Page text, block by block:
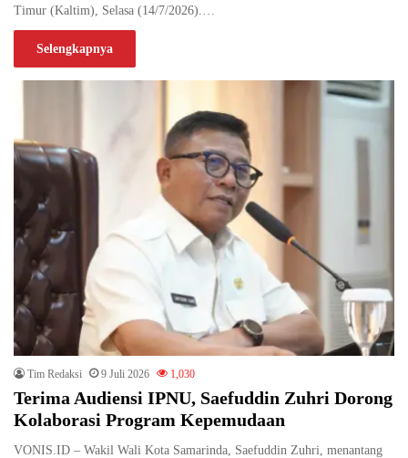
Timur (Kaltim), Selasa (14/7/2026).…
Selengkapnya
Tim Redaksi 9 Juli 2026 1,030
Terima Audiensi IPNU, Saefuddin Zuhri Dorong
Kolaborasi Program Kepemudaan
VONIS.ID – Wakil Wali Kota Samarinda, Saefuddin Zuhri, menantang